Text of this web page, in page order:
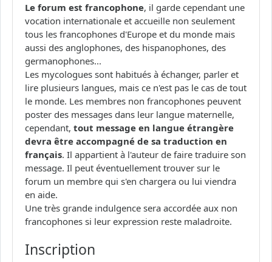
Le forum est francophone, il garde cependant une
vocation internationale et accueille non seulement
tous les francophones d'Europe et du monde mais
aussi des anglophones, des hispanophones, des
germanophones...
Les mycologues sont habitués à échanger, parler et
lire plusieurs langues, mais ce n'est pas le cas de tout
le monde. Les membres non francophones peuvent
poster des messages dans leur langue maternelle,
cependant, tout message en langue étrangère
devra être accompagné de sa traduction en
français. Il appartient à l'auteur de faire traduire son
message. Il peut éventuellement trouver sur le
forum un membre qui s'en chargera ou lui viendra
en aide.
Une très grande indulgence sera accordée aux non
francophones si leur expression reste maladroite.
Inscription